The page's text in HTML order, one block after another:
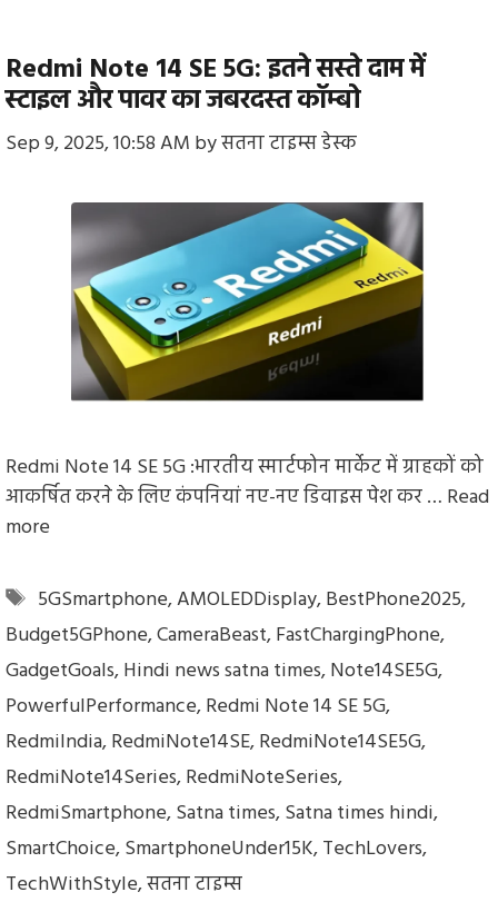
Redmi Note 14 SE 5G: इतने सस्ते दाम में
स्टाइल और पावर का जबरदस्त कॉम्बो
Sep 9, 2025, 10:58 AM byसतना टाइम्स डेस्क
Redmi Note 14 SE 5G :भारतीय स्मार्टफोन मार्केट में ग्राहकों को
आकर्षित करने के लिए कंपनियां नए-नए डिवाइस पेश कर … Read
more
Tags
5GSmartphone,AMOLEDDisplay,BestPhone2025,
Budget5GPhone,CameraBeast,FastChargingPhone,
GadgetGoals,Hindi news satna times,Note14SE5G,
PowerfulPerformance,Redmi Note 14 SE 5G,
RedmiIndia,RedmiNote14SE,RedmiNote14SE5G,
RedmiNote14Series,RedmiNoteSeries,
RedmiSmartphone,Satna times,Satna times hindi,
SmartChoice,SmartphoneUnder15K,TechLovers,
TechWithStyle,सतना टाइम्स